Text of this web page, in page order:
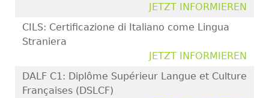
JETZT INFORMIEREN
CILS: Certificazione di Italiano come Lingua
Straniera
JETZT INFORMIEREN
DALF C1: Diplôme Supérieur Langue et Culture
Françaises (DSLCF)